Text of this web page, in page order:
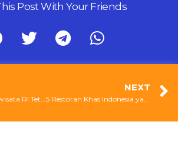
Post With Your Friends
NEXT